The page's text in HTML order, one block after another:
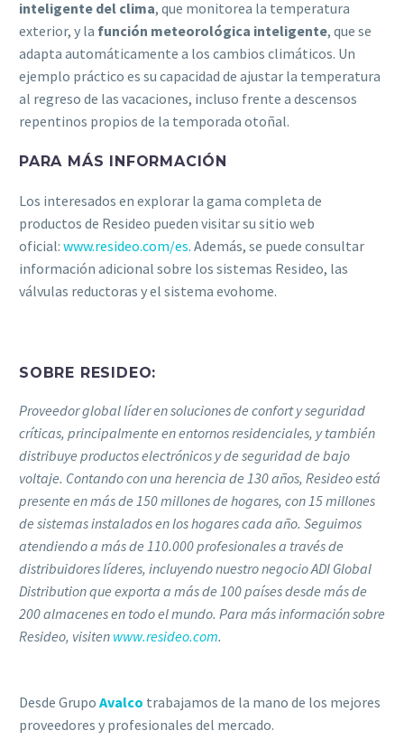
inteligente del clima, que monitorea la temperatura
exterior, y la función meteorológica inteligente, que se
adapta automáticamente a los cambios climáticos. Un
ejemplo práctico es su capacidad de ajustar la temperatura
al regreso de las vacaciones, incluso frente a descensos
repentinos propios de la temporada otoñal.
PARA MÁS INFORMACIÓN
Los interesados en explorar la gama completa de
productos de Resideo pueden visitar su sitio web
oficial: www.resideo.com/es. Además, se puede consultar
información adicional sobre los sistemas Resideo, las
válvulas reductoras y el sistema evohome.
SOBRE RESIDEO:
Proveedor global líder en soluciones de confort y seguridad
críticas, principalmente en entornos residenciales, y también
distribuye productos electrónicos y de seguridad de bajo
voltaje. Contando con una herencia de 130 años, Resideo está
presente en más de 150 millones de hogares, con 15 millones
de sistemas instalados en los hogares cada año. Seguimos
atendiendo a más de 110.000 profesionales a través de
distribuidores líderes, incluyendo nuestro negocio ADI Global
Distribution que exporta a más de 100 países desde más de
200 almacenes en todo el mundo. Para más información sobre
Resideo, visiten www.resideo.com.
Desde Grupo Avalco trabajamos de la mano de los mejores
proveedores y profesionales del mercado.